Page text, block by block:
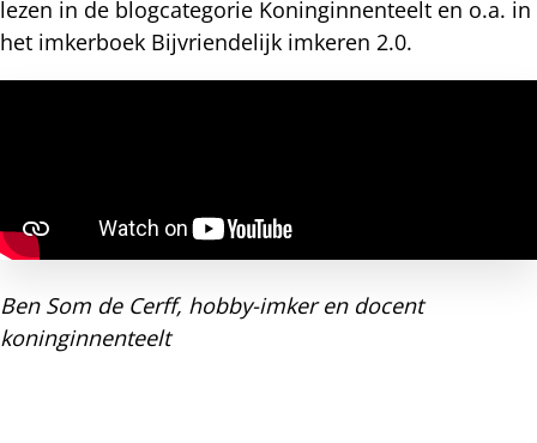
lezen in de blogcategorie Koninginnenteelt en o.a. in
het imkerboek Bijvriendelijk imkeren 2.0.
Ben Som de Cerff, hobby-imker en docent
koninginnenteelt